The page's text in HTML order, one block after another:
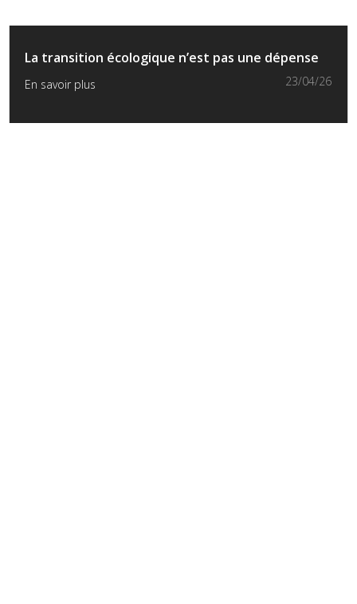
La transition écologique n’est pas une dépense
23/04/26
En savoir plus